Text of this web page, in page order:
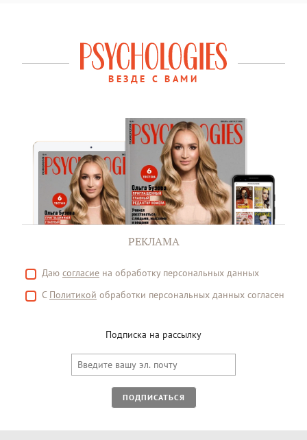
ВЕЗДЕ С ВАМИ
РЕКЛАМА
Даю согласие на обработку персональных данных
С Политикой обработки персональных данных согласен
Подписка на рассылку
ПОДПИСАТЬСЯ